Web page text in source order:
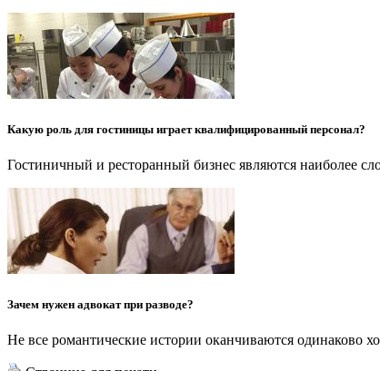
Какую роль для гостиницы играет квалифицированный персонал?
Гостиничный и ресторанный бизнес являются наиболее
Зачем нужен адвокат при разводе?
Не все романтические истории оканчиваются одинаково